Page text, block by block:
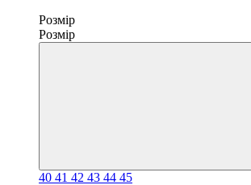
Розмір
Розмір
40 41 42 43 44 45